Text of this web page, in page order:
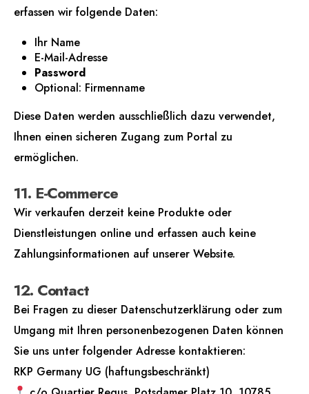
erfassen wir folgende Daten:
Ihr Name
E-Mail-Adresse
Password
Optional: Firmenname
Diese Daten werden ausschließlich dazu verwendet,
Ihnen einen sicheren Zugang zum Portal zu
ermöglichen.
11. E-Commerce
Wir verkaufen derzeit keine Produkte oder
Dienstleistungen online und erfassen auch keine
Zahlungsinformationen auf unserer Website.
12. Contact
Bei Fragen zu dieser Datenschutzerklärung oder zum
Umgang mit Ihren personenbezogenen Daten können
Sie uns unter folgender Adresse kontaktieren:
RKP Germany UG (haftungsbeschränkt)